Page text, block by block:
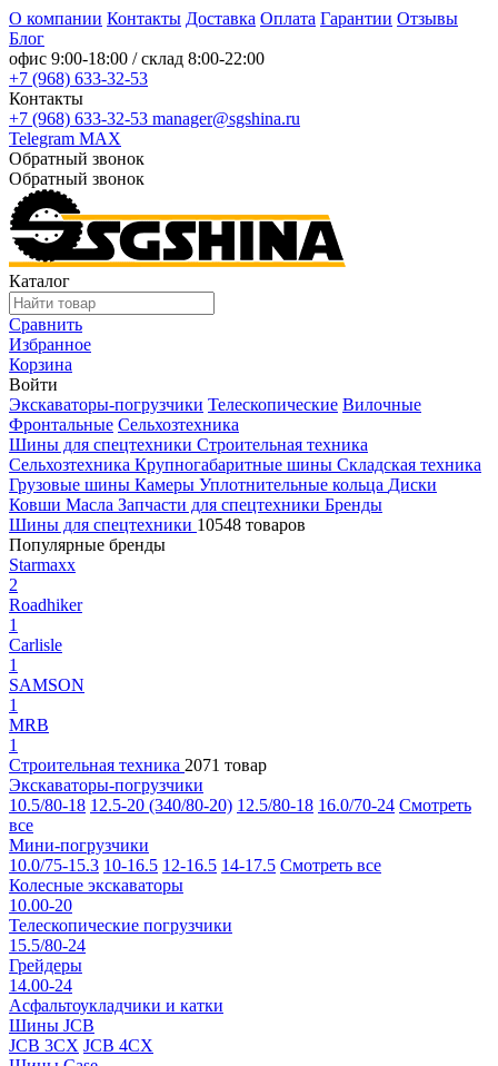
О компании Контакты Доставка Оплата Гарантии Отзывы
Блог
офис 9:00-18:00 / склад 8:00-22:00
+7 (968) 633-32-53
Контакты
+7 (968) 633-32-53 manager@sgshina.ru
Telegram MAX
Обратный звонок
Обратный звонок
Каталог
Сравнить
Избранное
Корзина
Войти
Экскаваторы-погрузчики Телескопические Вилочные
Фронтальные Сельхозтехника
Шины для спецтехники Строительная техника
Сельхозтехника Крупногабаритные шины Складская техника
Грузовые шины Камеры Уплотнительные кольца Диски
Ковши Масла Запчасти для спецтехники Бренды
Шины для спецтехники 10548 товаров
Популярные бренды
Starmaxx
2
Roadhiker
1
Carlisle
1
SAMSON
1
MRB
1
Строительная техника 2071 товар
Экскаваторы-погрузчики
10.5/80-18 12.5-20 (340/80-20) 12.5/80-18 16.0/70-24 Смотреть
все
Мини-погрузчики
10.0/75-15.3 10-16.5 12-16.5 14-17.5 Смотреть все
Колесные экскаваторы
10.00-20
Телескопические погрузчики
15.5/80-24
Грейдеры
14.00-24
Асфальтоукладчики и катки
Шины JCB
JCB 3CX JCB 4CX